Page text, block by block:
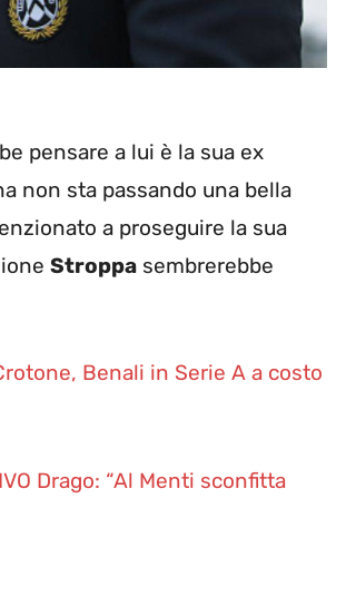
pensare a lui è la sua ex
non sta passando una bella
a proseguire la sua
Stroppa sembrerebbe
Benali in Serie A a costo
Drago: “Al Menti sconfitta